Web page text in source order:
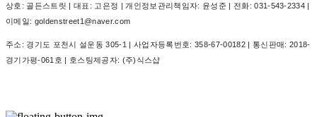
상호: 골든스트릿 | 대표: 고은정 | 개인정보관리책임자: 윤성준 | 전화: 031-543-2334 |
이메일: goldenstreet1@naver.com
주소: 경기도 포천시 설운동 305-1 | 사업자등록번호: 358-67-00182| 통신판매: 2018-
경기가평-061호 | 호스팅제공자: (주)식스샵